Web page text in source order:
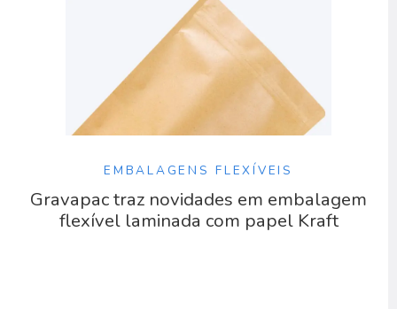
EMBALAGENS FLEXÍVEIS
Gravapac traz novidades em embalagem
flexível laminada com papel Kraft